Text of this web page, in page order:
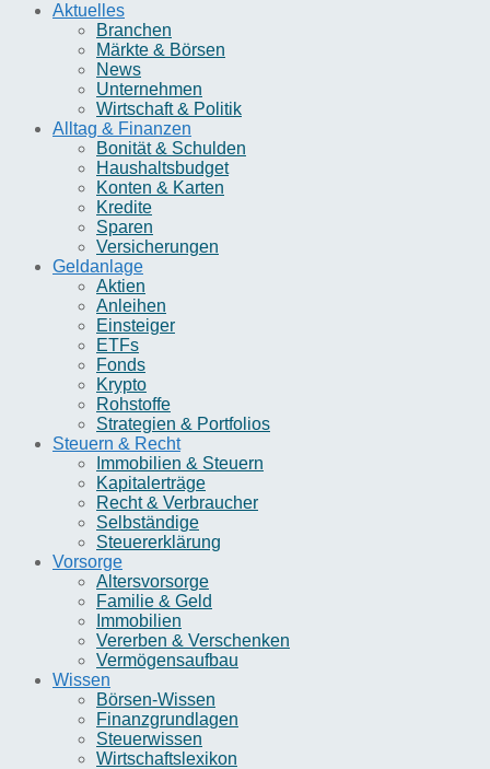
Aktuelles
Branchen
Märkte & Börsen
News
Unternehmen
Wirtschaft & Politik
Alltag & Finanzen
Bonität & Schulden
Haushaltsbudget
Konten & Karten
Kredite
Sparen
Versicherungen
Geldanlage
Aktien
Anleihen
Einsteiger
ETFs
Fonds
Krypto
Rohstoffe
Strategien & Portfolios
Steuern & Recht
Immobilien & Steuern
Kapitalerträge
Recht & Verbraucher
Selbständige
Steuererklärung
Vorsorge
Altersvorsorge
Familie & Geld
Immobilien
Vererben & Verschenken
Vermögensaufbau
Wissen
Börsen-Wissen
Finanzgrundlagen
Steuerwissen
Wirtschaftslexikon